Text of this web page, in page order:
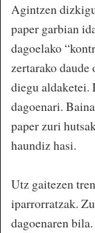
Agintzen
paper garbian
dagoelako
zertarako daude
diegu aldaketei.
dagoenari.
paper zuri
haundiz hasi.
Utz gaitezen
iparrorratzak.
dagoenaren